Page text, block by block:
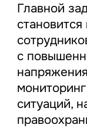
Главной
с
ситуаций,